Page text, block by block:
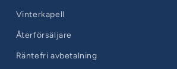
Vinterkapell
Återförsäljare
Räntefri avbetalning